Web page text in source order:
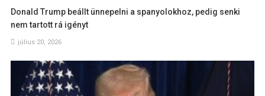
Donald Trump beállt ünnepelni a spanyolokhoz, pedig senki
nem tartott rá igényt
július 20, 2026